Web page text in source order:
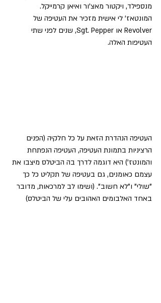
מנספילד, ויקטור מאצ'ור ואיאן קרמייקל.
המונטאז' לי אישית מזכיר את העטיפה של
Revolver או Sgt. Pepper, שנים לפני שתי
העטיפות האלה.
העטיפה הנהדרת הזאת על כל חלקיה (הפנים
הרציניות בתמונת העטיפה, העטיפה הנפתחת
והמונטז') היא דוגמה לדרך בה הביטלס מיצבו את
עצמם כאומנים, גם בעטיפה של תקליט כל כך
"שולי" ו"לא חשוב". (ושימו לב למרכאות, מדובר
באחד האלבומים האהובים עלי של הביטלס)